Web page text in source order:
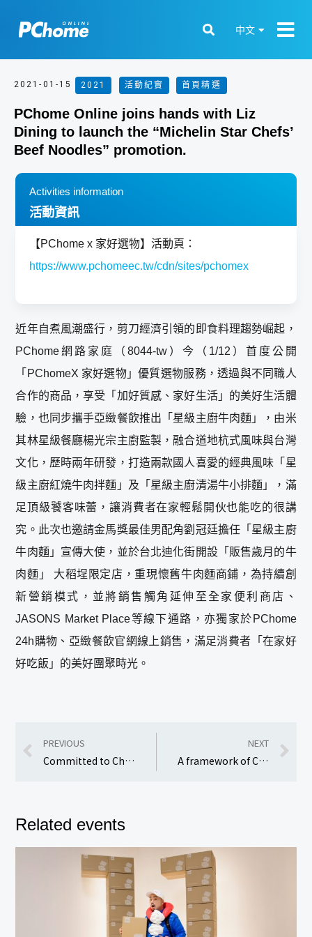
中文
2021-01-15 2021 活動紀實 首頁精選
PChome Online joins hands with Liz
Dining to launch the “Michelin Star Chefs’
Beef Noodles” promotion.
近年自煮風潮盛行，剪刀經濟引領的即食料理趨勢崛起，
PChome網路家庭（8044-tw）今（1/12）首度公開
「PChomeX 家好選物」優質選物服務，透過與不同職人
合作的商品，享受「加好質感、家好生活」的美好生活體
驗，也同步攜手亞緻餐飲推出「星級主廚牛肉麵」，由米
其林星級餐廳楊光宗主廚監製，融合道地杭式風味與台灣
文化，歷時兩年研發，打造兩款國人喜愛的經典風味「星
級主廚紅燒牛肉拌麵」及「星級主廚清湯牛小排麵」，滿
足頂級饕客味蕾，讓消費者在家輕鬆開伙也能吃的很講
究。此次也邀請金馬獎最佳男配角劉冠廷擔任「星級主廚
牛肉麵」宣傳大使，並於台北迪化街開設「販售歲月的牛
肉麵」 大稻埕限定店，重現懷舊牛肉麵商鋪，為持續創
新營銷模式，並將銷售觸角延伸至全家便利商店、
JASONS Market Place等線下通路，亦獨家於PChome
24h購物、亞緻餐飲官網線上銷售，滿足消費者「在家好
好吃飯」的美好團聚時光。
Activities information
活動資訊
【PChome x 家好選物】活動頁：
https://www.pchomeec.tw/cdn/sites/pchomex
PREVIOUS
Committed to Charity, PChome Online Takes Actions to Care for Disadvantaged Groups PChome’s Large Charity Figurine Is Unveiled.
NEXT
A framework of Corporate Social Responsibility, PChome, KKBOX, and the Eden Social Welfare Foundation conduct the Exclusive PChome Charity Event.
Related events